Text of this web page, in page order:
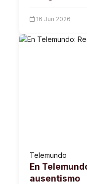
16 Jun 2026
Telemundo
En
ausentismo